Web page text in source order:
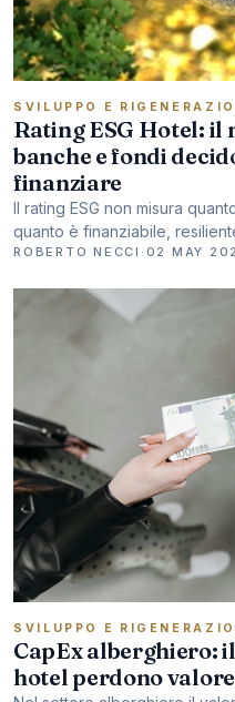
SVILUPPO E
Rating ESG Hotel: il
banche e fondi
finanziare
Il rating ESG non misura
quanto è finanziabile,
ROBERTO NECCI · 02 MAY
SVILUPPO E
CapEx alberghiero:
hotel perdono